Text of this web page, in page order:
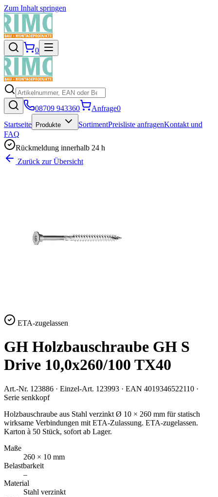
Zum Inhalt springen
0
08709 943360 Anfrage0
Startseite
Produkte SortimentPreisliste anfragenKontakt und
FAQ
Rückmeldung innerhalb 24 h
Zurück zur Übersicht
ETA-zugelassen
GH Holzbauschraube GH S
Drive 10,0x260/100 TX40
Art.-Nr. 123886 · Einzel-Art. 123993 · EAN 4019346522110 ·
Serie senkkopf
Holzbauschraube aus Stahl verzinkt Ø 10 × 260 mm für statisch
wirksame Verbindungen mit ETA-Zulassung. ETA-zugelassen.
Karton à 50 Stück, sofort ab Lager.
Maße
260 × 10 mm
Belastbarkeit
–
Material
Stahl verzinkt